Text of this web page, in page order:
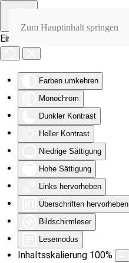
Eingabehilfen öffnen
Farben umkehren
Monochrom
Dunkler Kontrast
Heller Kontrast
Niedrige Sättigung
Hohe Sättigung
Links hervorheben
Überschriften hervorheben
Bildschirmleser
Lesemodus
Inhaltsskalierung 100%
Zum Hauptinhalt springen